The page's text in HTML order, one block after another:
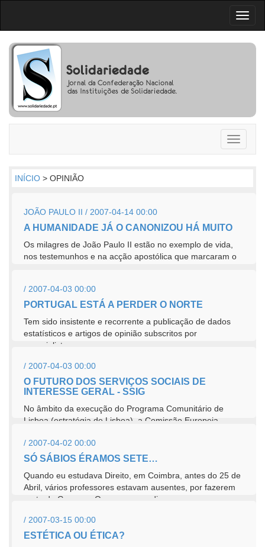
Toggle
INÍCIO > OPINIÃO
JOÃO PAULO II / 2007-04-14 00:00
A HUMANIDADE JÁ O CANONIZOU HÁ MUITO
Os milagres de João Paulo II estão no exemplo de vida,
nos testemunhos e na acção apostólica que marcaram o
/ 2007-04-03 00:00
PORTUGAL ESTÁ A PERDER O NORTE
Tem sido insistente e recorrente a publicação de dados
estatísticos e artigos de opinião subscritos por
especialistas com...
/ 2007-04-03 00:00
O FUTURO DOS SERVIÇOS SOCIAIS DE
INTERESSE GERAL - SSIG
No âmbito da execução do Programa Comunitário de
Lisboa (estratégia de Lisboa), a Comissão Europeia
/ 2007-04-02 00:00
SÓ SÁBIOS ÉRAMOS SETE…
Quando eu estudava Direito, em Coimbra, antes do 25 de
Abril, vários professores estavam ausentes, por fazerem
parte do Governo. O mesmo sucedia na...
/ 2007-03-15 00:00
ESTÉTICA OU ÉTICA?